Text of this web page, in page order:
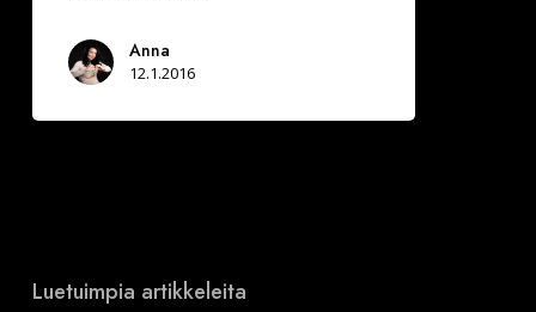
Anna
12.1.2016
Luetuimpia artikkeleita